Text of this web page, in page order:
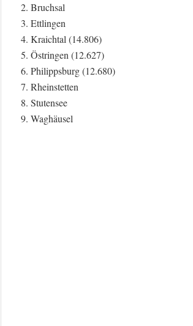
Bruchsal
Ettlingen
Kraichtal (14.806)
Östringen (12.627)
Philippsburg (12.680)
Rheinstetten
Stutensee
Waghäusel